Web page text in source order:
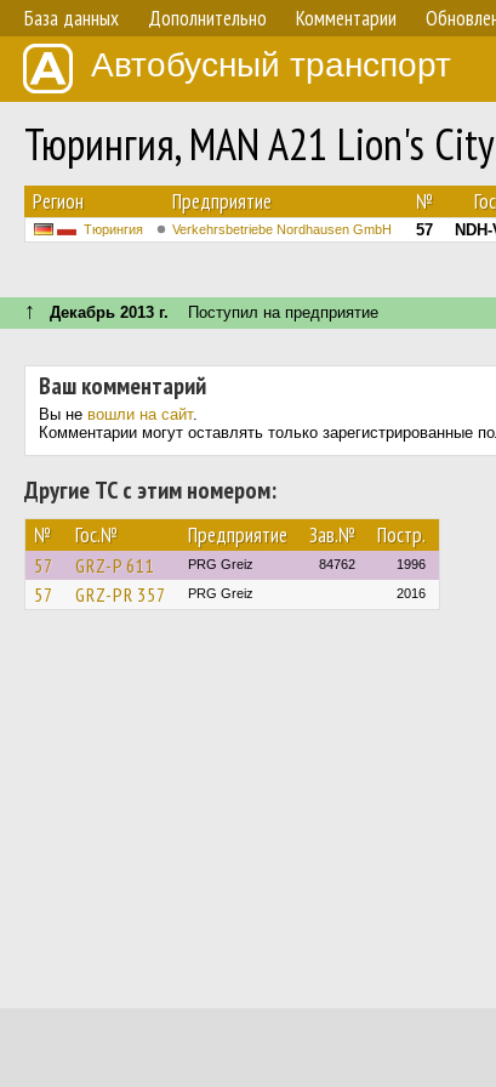
База данных Дополнительно Комментарии
Автобусный транспорт
Тюрингия, MAN A21 Lion's
Регион Предприятие №
Тюрингия Verkehrsbetriebe Nordhausen GmbH 57
↑ Декабрь 2013 г. Поступил на предприятие
Ваш комментарий
Вы не вошли на сайт.
Комментарии могут оставлять только зарегистрированные
Другие ТС с этим номером:
№ Гос.№ Предприятие Зав.№ Постр.
57 GRZ-P 611 PRG Greiz 84762 1996
57 GRZ-PR 357 PRG Greiz 2016